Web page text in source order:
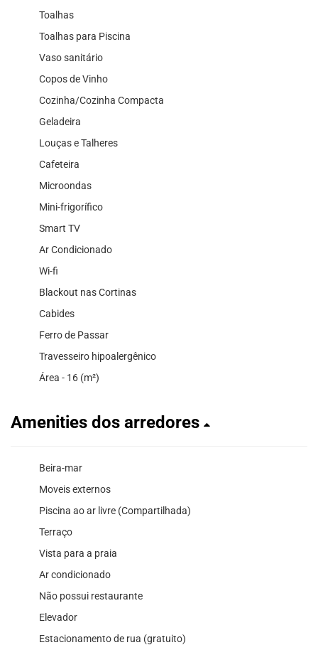
Toalhas
Toalhas para Piscina
Vaso sanitário
Copos de Vinho
Cozinha/Cozinha Compacta
Geladeira
Louças e Talheres
Cafeteira
Microondas
Mini-frigorífico
Smart TV
Ar Condicionado
Wi-fi
Blackout nas Cortinas
Cabides
Ferro de Passar
Travesseiro hipoalergênico
Área - 16 (m²)
Amenities dos arredores
Beira-mar
Moveis externos
Piscina ao ar livre (Compartilhada)
Terraço
Vista para a praia
Ar condicionado
Não possui restaurante
Elevador
Estacionamento de rua (gratuito)